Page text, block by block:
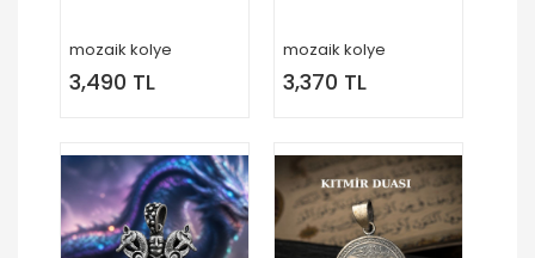
mozaik kolye
3,490 TL
mozaik kolye
3,370 TL